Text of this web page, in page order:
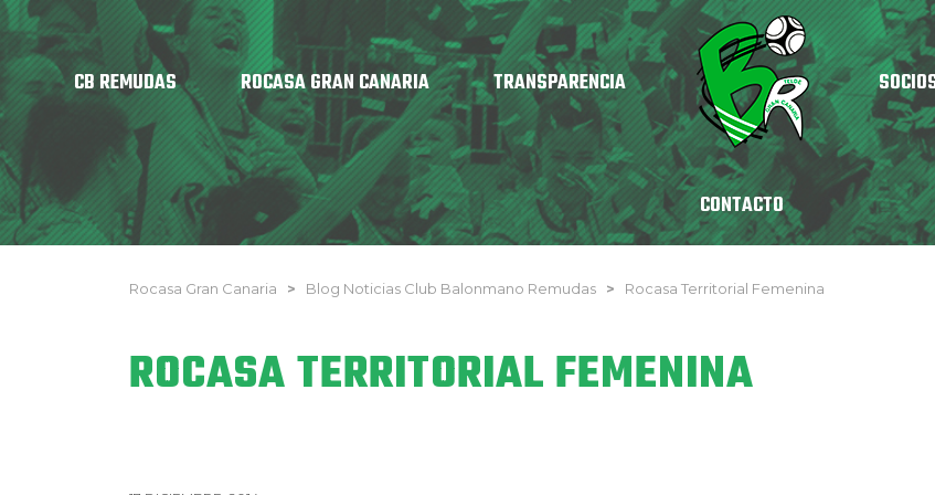
CB REMUDAS ROCASA GRAN CANARIA TRANSPARENCIA
CONTACTO
Rocasa Gran Canaria > Blog Noticias Club Balonmano Remudas > Rocasa Territorial Femenina
ROCASA TERRITORIAL FEMENINA